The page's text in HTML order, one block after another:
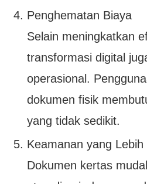
Penghematan Biaya
Selain meningkatkan
transformasi digital
operasional.
dokumen fisik
yang tidak sedikit.
Keamanan yang Lebih
Dokumen kertas